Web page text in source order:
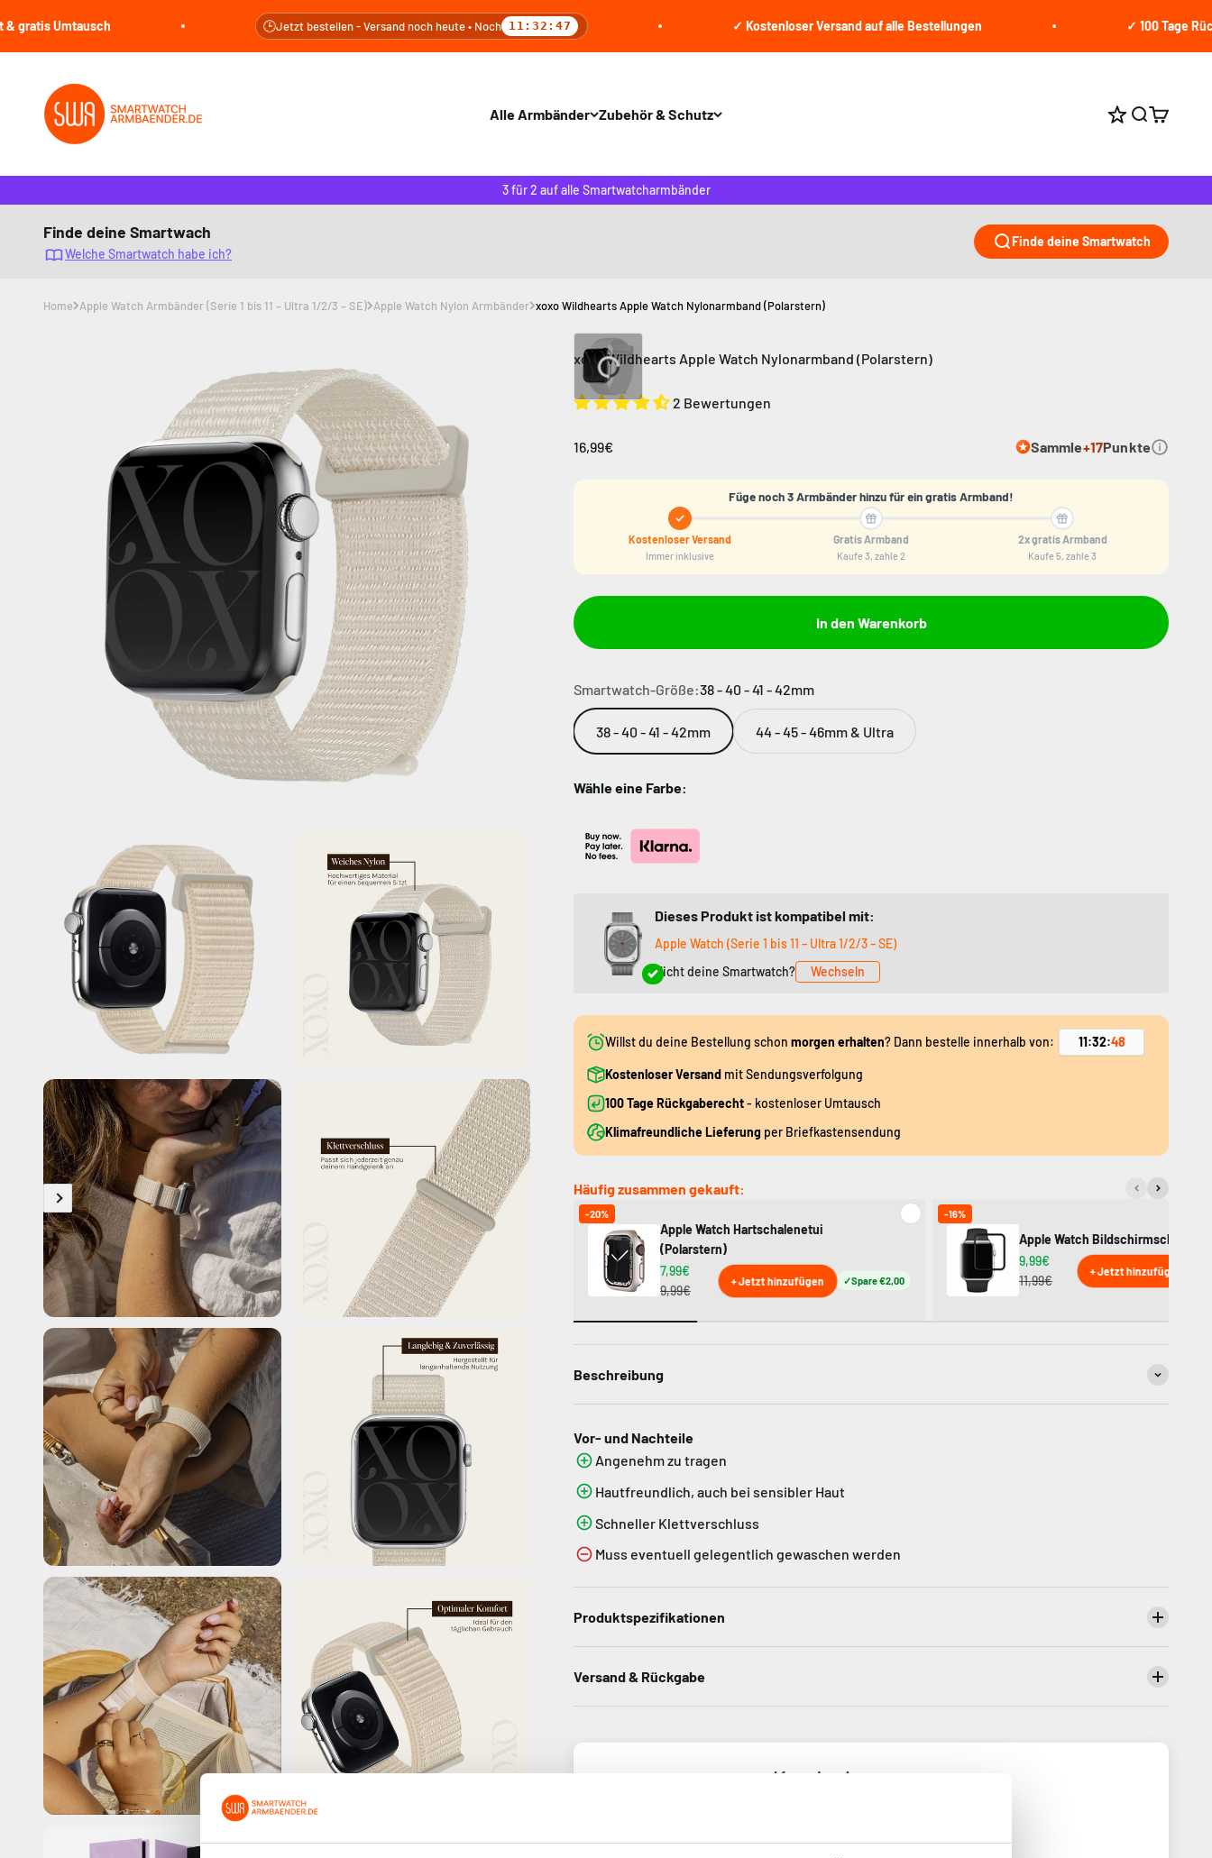
Umtausch Jetzt bestellen - Versand noch heute • Noch 11:32:46 ✓ Kostenloser Versand auf alle Bestellungen ✓ 100 Tage
Alle Armbänder Zubehör & Schutz
smartwatcharmbaender.de
Punkte bei
Suche
3 für 2 auf alle Smartwatcharmbänder
Finde deine Smartwach
Welche Smartwatch habe ich?
Finde deine Smartwatch
Home Apple Watch Armbänder (Serie 1 bis 11 – Ultra 1/2/3 – SE) Apple Watch Nylon Armbänder xoxo Wildhearts Apple Watch Nylonarmband (Polarstern)
xoxo Wildhearts Apple Watch Nylonarmband (Polarstern)
2 Bewertungen
16,99€ Sammle+17Punkte
Füge noch 3 Armbänder hinzu für ein gratis Armband!
Kostenloser Versand
Immer inklusive
Gratis Armband
Kaufe 3, zahle 2
2x gratis Armband
Kaufe 5, zahle 3
In den Warenkorb
Smartwatch-Größe:38 - 40 - 41 - 42mm
38 - 40 - 41 - 42mm 44 - 45 - 46mm & Ultra
Wähle eine Farbe:
Dieses Produkt ist kompatibel mit:
Apple Watch (Serie 1 bis 11 – Ultra 1/2/3 – SE)
Nicht deine Smartwatch?
Wechseln
Willst du deine Bestellung schon morgen erhalten? Dann bestelle innerhalb von: 11:32:46
Kostenloser Versand mit Sendungsverfolgung
100 Tage Rückgaberecht- kostenloser Umtausch
Klimafreundliche Lieferung per Briefkastensendung
Häufig zusammen gekauft:
-20%
Apple Watch Hartschalenetui
(Polarstern)
7,99€
9,99€
+ Jetzt hinzufügen Spare €2,00
-16%
Apple Watch Bildschirmschutz
9,99€
11,99€
+ Jetzt hinzufügen
Beschreibung
Vor- und Nachteile
Angenehm zu tragen
Hautfreundlich, auch bei sensibler Haut
Schneller Klettverschluss
Muss eventuell gelegentlich gewaschen werden
Produktspezifikationen
Versand & Rückgabe
Kundenbewertungen